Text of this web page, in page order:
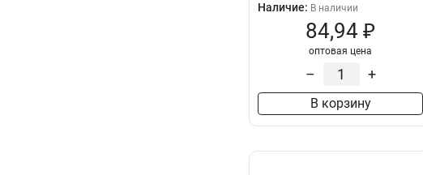
Наличие: В наличии
84,94 ₽
оптовая цена
– +
В корзину